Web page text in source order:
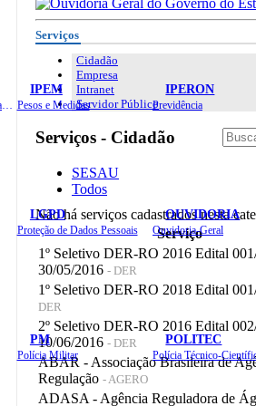
IPEM
Pesos e Medidas
IPERON
Previdência
LGPD
Proteção de Dados Pessoais
OUVIDORIA
Ouvidoria-Geral
PM
Polícia Militar
POLITEC
Polícia Técnico-
Serviços
Cidadão
Empresa
Intranet
Servidor Público
Serviços - Cidadão
SESAU
Todos
Não há serviços cadastrados nesta
Serviço
1º Seletivo DER-RO 2016 Edital
30/05/2016 - DER
1º Seletivo DER-RO 2018 Edital
DER
2º Seletivo DER-RO 2016 Edital
10/06/2016 - DER
ABAR - Associação Brasileira de
Regulação - AGERO
ADASA - Agência Reguladora de